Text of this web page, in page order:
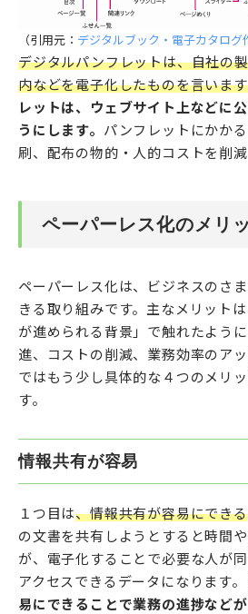
（引用元： デジタルブック・電子カタログ
デジタルパンフレットは、自社の
内などを電子化したものを言いま
レットは、ウェブサイト上などに
うにします。 パンフレットにかか
刷、配布の物的・人的コストを削減
ペーパーレス化のメリ
ペーパーレス化は、ビジネスのさ
きる取り組みです。主なメリット
が進められる背景」で触れたよう
進、コストの削減、業務効率のア
ではもう少し具体的な４つのメリ
す。
情報共有が容易
１つ目は、情報共有が容易にできる
の文書を共有しようとすると時間
が、電子化することで必要な人が
アクセスできるデータになります
易にできることで業務の進捗など